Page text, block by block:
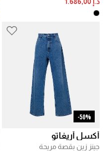
50%-
أكسل أريغاتو
جينز زين بقصة مريحة